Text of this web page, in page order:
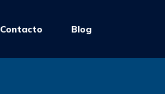
Contacto Blog